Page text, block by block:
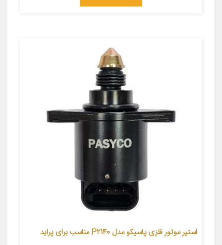
استپر موتور فلزی پاسیکو مدل P2140 مناسب برای پراید